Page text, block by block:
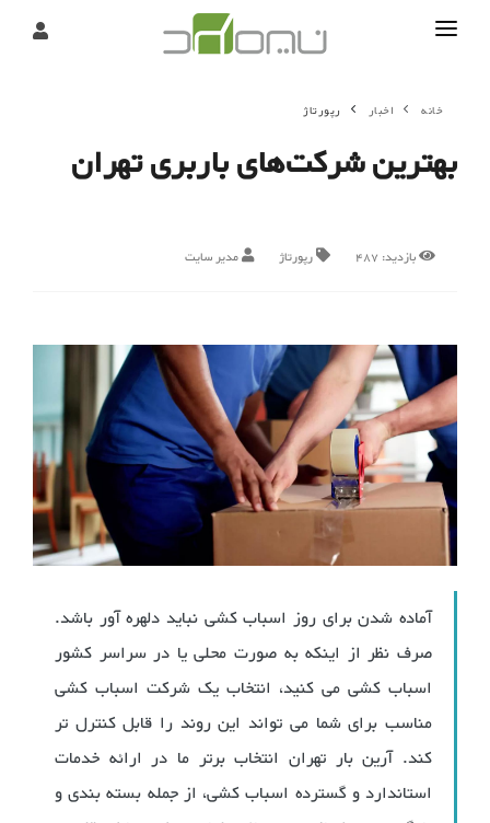
درباره
تحریریه
خانه اخبار رپورتاژ
بهترین شرکت‌های باربری تهران
بازدید: 487 رپورتاژ مدیر سایت
آماده شدن برای روز اسباب کشی نباید دلهره آور باشد.
صرف نظر از اینکه به صورت محلی یا در سراسر کشور
اسباب کشی می کنید، انتخاب یک شرکت اسباب کشی
مناسب برای شما می تواند این روند را قابل کنترل تر
کند. آرین بار تهران انتخاب برتر ما در ارائه خدمات
استاندارد و گسترده اسباب کشی، از جمله بسته بندی و